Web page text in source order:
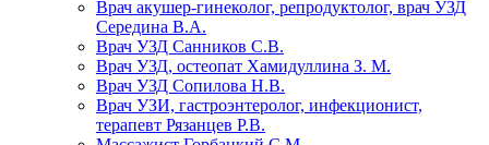
Врач акушер-гинеколог, репродуктолог, врач УЗД
Середина В.А.
Врач УЗД Санников С.В.
Врач УЗД, остеопат Хамидуллина З. М.
Врач УЗД Сопилова Н.В.
Врач УЗИ, гастроэнтеролог, инфекционист,
терапевт Рязанцев Р.В.